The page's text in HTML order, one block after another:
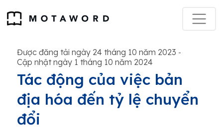
Được đăng tải ngày 24 tháng 10 năm 2023 -
Cập nhật ngày 1 tháng 10 năm 2024
Tác động của việc bản
địa hóa đến tỷ lệ chuyển
đổi